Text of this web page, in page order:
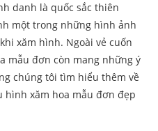
danh là quốc sắc thiên
một trong những hình ảnh
xăm hình. Ngoài vẻ cuốn
mẫu đơn còn mang những ý
chúng tôi tìm hiểu thêm về
hình xăm hoa mẫu đơn đẹp